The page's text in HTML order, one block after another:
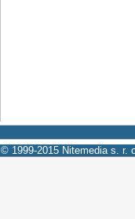
© 1999-2015 Nitemedia s. r.